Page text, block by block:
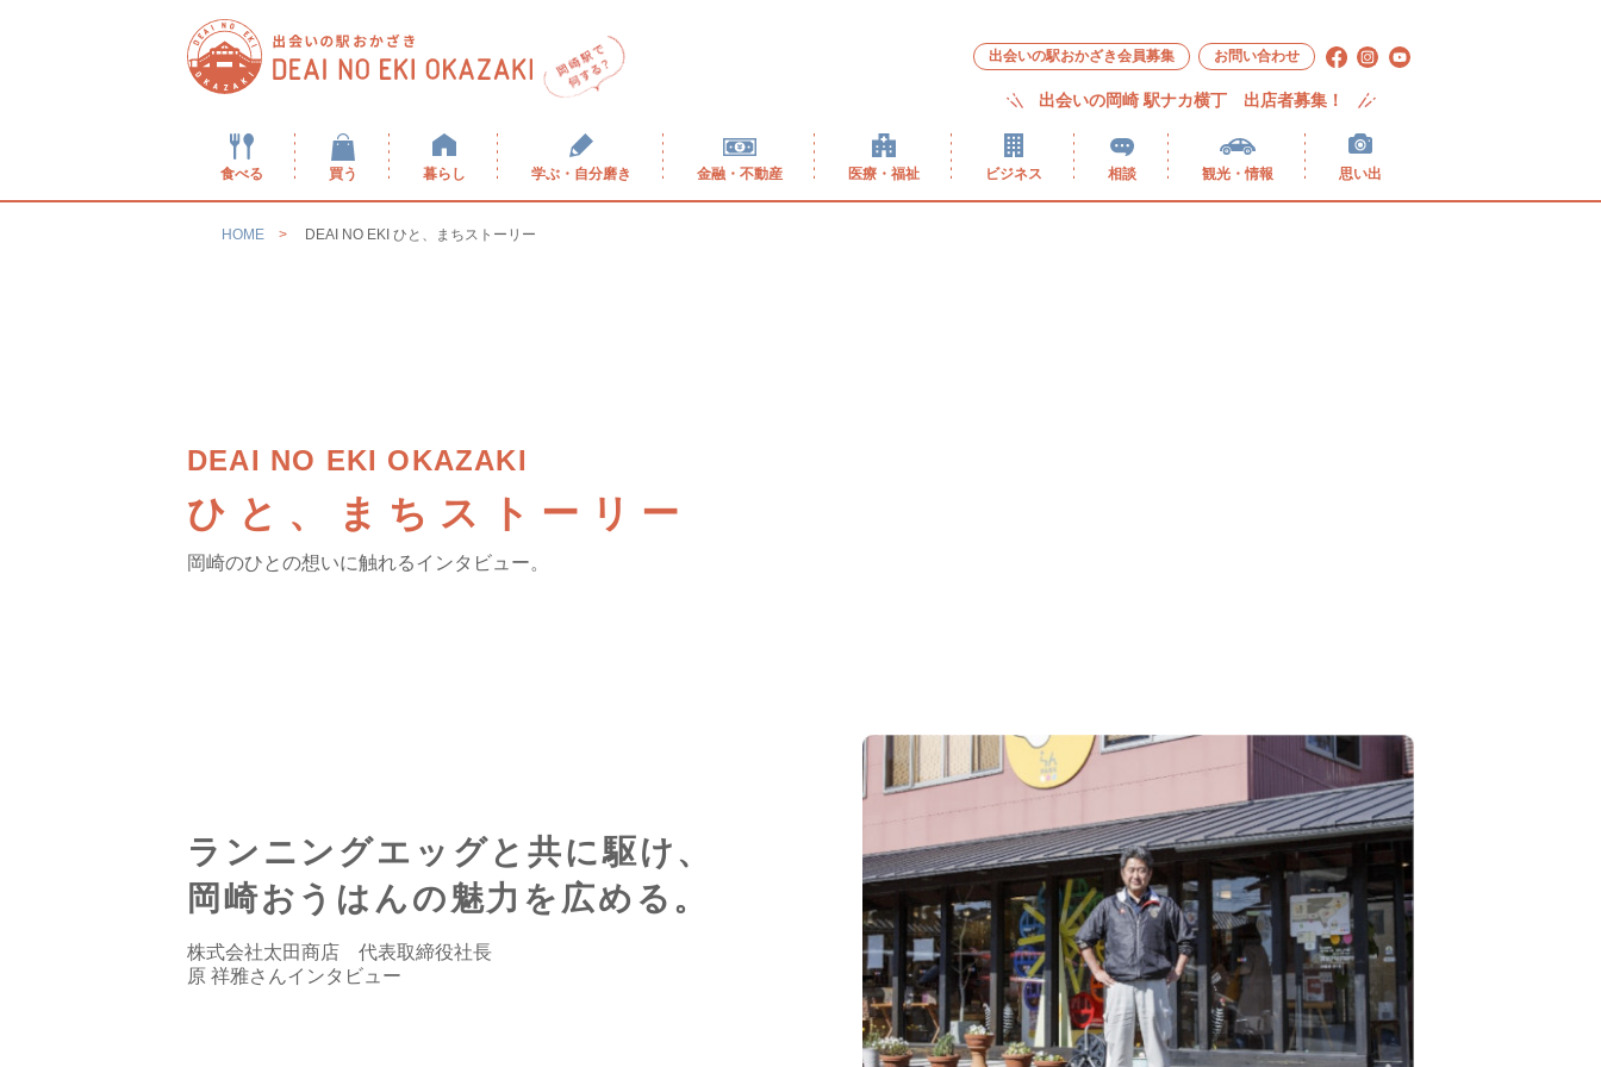
食べる 買う 暮らし 学ぶ・自分磨き 金融・不動産 医療・福祉 ビジネス 相談 観光・情報 思い出
出会いの駅おかざき会員募集 お問い合わせ
出会いの岡崎 駅ナカ横丁 出店者募集！
HOME DEAI NO EKI ひと、まちストーリー
DEAI NO EKI OKAZAKI
ひと、まちストーリー
岡崎のひとの想いに触れるインタビュー。
ランニングエッグと共に駆け、
岡崎おうはんの魅力を広める。
株式会社太田商店 代表取締役社長
原 祥雅さんインタビュー